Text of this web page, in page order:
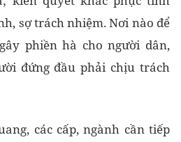
sợ trách nhiệm. Nơi nào để
phiền hà cho người dân,
đứng đầu phải chịu trách
các cấp, ngành cần tiếp